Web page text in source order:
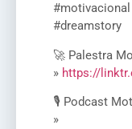
#motivacional
#dreamstory
🚀 Palestra
» https://
🎙️ Podcast
»